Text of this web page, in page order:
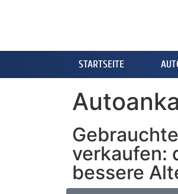
STARTSEITE
verkaufen:
bessere